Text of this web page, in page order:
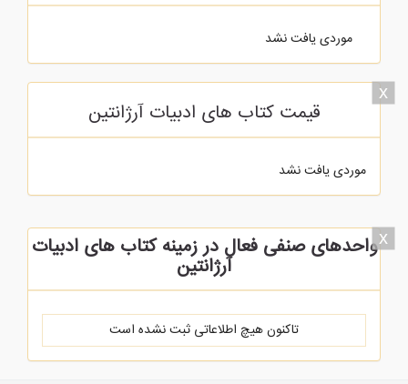
موردی یافت نشد
x
قیمت کتاب های ادبیات آرژانتین
موردی یافت نشد
xواحدهای صنفی فعال در زمینه کتاب های ادبیات
آرژانتین
تاکنون هیچ اطلاعاتی ثبت نشده است